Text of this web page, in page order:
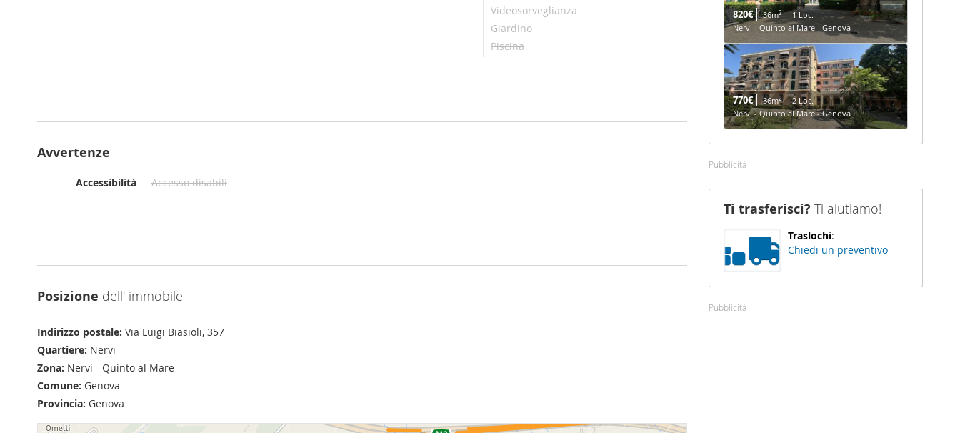
Videosorveglianza
Giardino
Piscina
Avvertenze
Accessibilità Accesso disabili
Posizione dell' immobile
Indirizzo postale: Via Luigi Biasioli, 357
Quartiere: Nervi
Zona: Nervi - Quinto al Mare
Comune: Genova
Provincia: Genova
820€ 36m2
1 Loc.
Nervi - Quinto al Mare - Genova
770€ 36m2
2 Loc.
Nervi - Quinto al Mare - Genova
Pubblicità
Ti trasferisci? Ti aiutiamo!
Traslochi:
Chiedi un preventivo
Pubblicità